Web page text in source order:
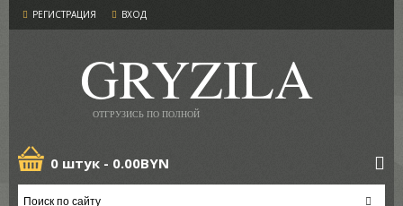
РЕГИСТРАЦИЯ ВХОД
GRYZILA
ОТГРУЗИСЬ ПО ПОЛНОЙ
0 штук - 0.00BYN